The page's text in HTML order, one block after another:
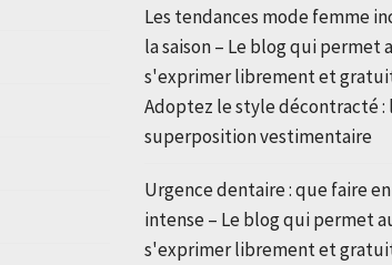
Les tendances mode femme
la saison – Le blog qui permet
s'exprimer librement et
Adoptez le style décontracté :
superposition vestimentaire
Urgence dentaire : que faire
intense – Le blog qui permet
s'exprimer librement et